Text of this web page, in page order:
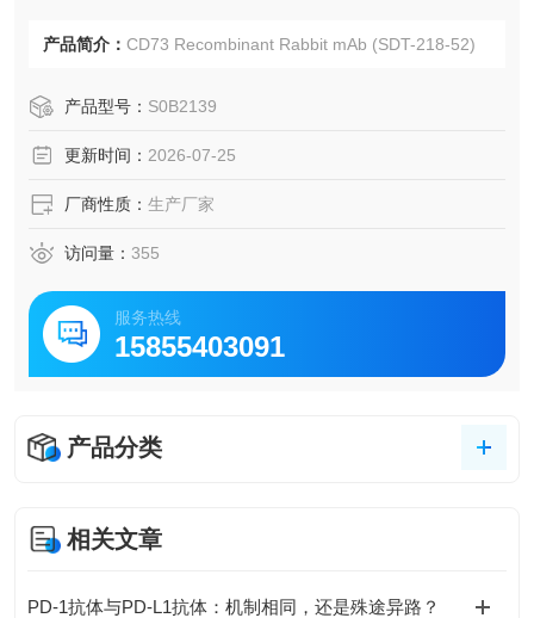
产品简介： CD73 Recombinant Rabbit mAb (SDT-218-52)
产品型号： S0B2139
更新时间： 2026-07-25
厂商性质： 生产厂家
访问量： 355
服务热线
15855403091
产品分类
相关文章
PD-1抗体与PD-L1抗体：机制相同，还是殊途异路？